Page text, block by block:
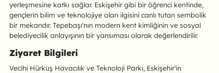
yerleşmesine katkı sağlar. Eskişehir gibi bir öğrenci kentinde,
gençlerin bilim ve teknolojiye olan ilgisini canlı tutan sembolik
bir mekandır. Tepebaşı'nın modern kent kimliğinin ve sosyal
belediyecilik anlayışının bir yansıması olarak değerlendirilir.
Ziyaret Bilgileri
Vecihi Hürkuş Havacılık ve Teknoloji Parkı, Eskişehir'in